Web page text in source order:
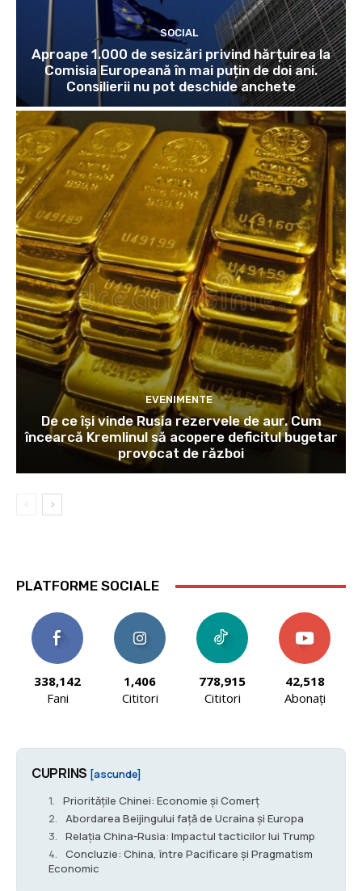
SOCIAL
Aproape 1.000 de sesizări privind hărțuirea la
Comisia Europeană în mai puțin de doi ani.
Consilierii nu pot deschide anchete
EVENIMENTE
De ce își vinde Rusia rezervele de aur. Cum
încearcă Kremlinul să acopere deficitul bugetar
provocat de război
PLATFORME SOCIALE
338,142
Fani
1,406
Cititori
778,915
Cititori
42,518
Abonați
CUPRINS [ascunde]
Prioritățile Chinei: Economie și Comerț
Abordarea Beijingului față de Ucraina și Europa
Relația China-Rusia: Impactul tacticilor lui Trump
Concluzie: China, între Pacificare și Pragmatism
Economic